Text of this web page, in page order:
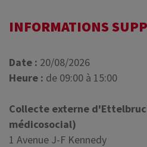
INFORMATIONS
Date : 20/08/2026
Heure : de 09:00 à 15:00
Collecte externe
médicosocial)
1 Avenue J-F Kennedy